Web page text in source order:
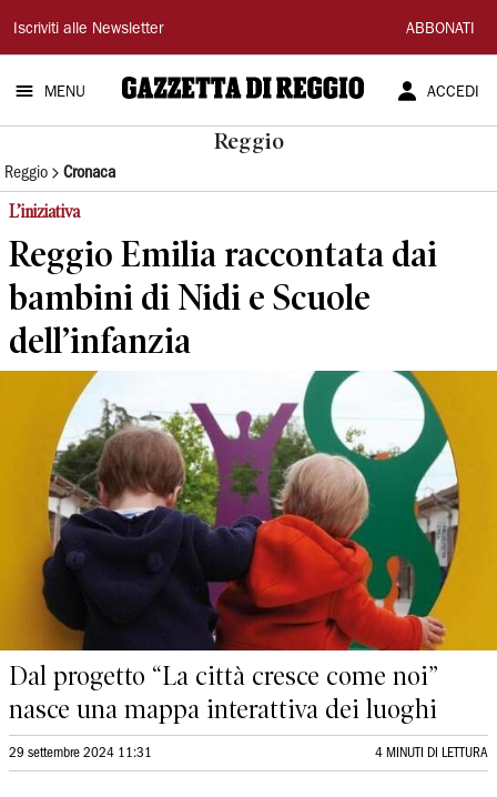
Gazzetta
di
Reggio
Iscriviti alle Newsletter ABBONATI
MENU ACCEDI
Reggio
Reggio Cronaca
L’iniziativa
Reggio Emilia raccontata dai
bambini di Nidi e Scuole
dell’infanzia
Dal progetto “La città cresce come noi”
nasce una mappa interattiva dei luoghi
29 settembre 2024 11:31 4 MINUTI DI LETTURA